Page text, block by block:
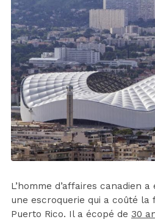
L’homme d’affaires canadien
une escroquerie qui a coûté la
Puerto Rico. Il a écopé de 30